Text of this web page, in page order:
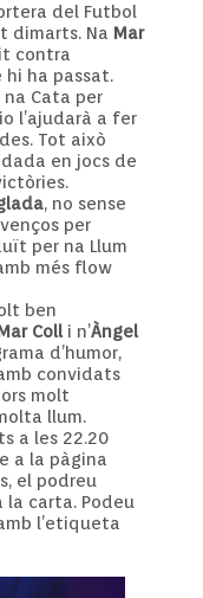
del Futbol
dimarts. Na Mar
contra
hi ha passat.
na Cata per
l’ajudarà a fer
Tot això
en jocs de
, no sense
per
per na Llum
més flow
ben
Colli n’Àngel
d’humor,
convidats
molt
llum.
a les 22.20
a la pàgina
el podreu
la carta. Podeu
l’etiqueta